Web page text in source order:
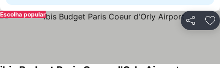
Partilhar
Escolha popular